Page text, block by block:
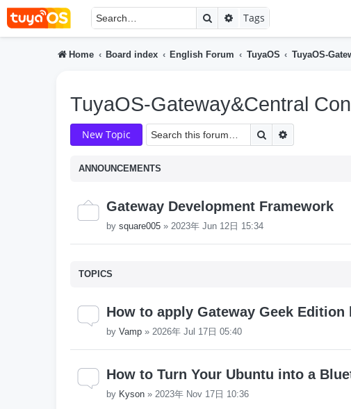
SearchAdvanced search
Tags
Home Board index English Forum TuyaOS TuyaOS-
TuyaOS-Gateway&Central
New Topic Search
ANNOUNCEMENTS
Gateway Development Framework
by square005 » 2023年 Jun 12日 15:34
TOPICS
How to apply Gateway Geek
by Vamp » 2026年 Jul 17日 05:40
How to Turn Your Ubuntu into a
by Kyson » 2023年 Nov 17日 10:36